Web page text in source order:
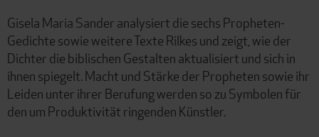
Gisela Maria Sander analysiert die sechs Propheten-
Gedichte sowie weitere Texte Rilkes und zeigt, wie der
Dichter die biblischen Gestalten aktualisiert und sich in
ihnen spiegelt. Macht und Stärke der Propheten sowie ihr
Leiden unter ihrer Berufung werden so zu Symbolen für
den um Produktivität ringenden Künstler.